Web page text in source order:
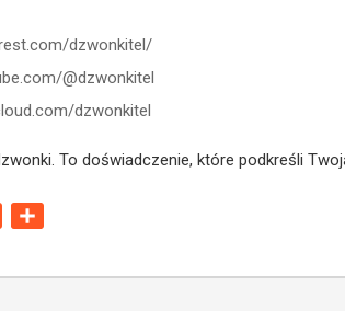
dzwonkitel/
@dzwonkitel
dzwonkitel
To doświadczenie, które podkreśli
Threads